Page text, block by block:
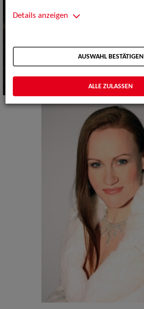
Details anzeigen
AUSWAHL BESTÄTIGEN
ALLE ZULASSEN